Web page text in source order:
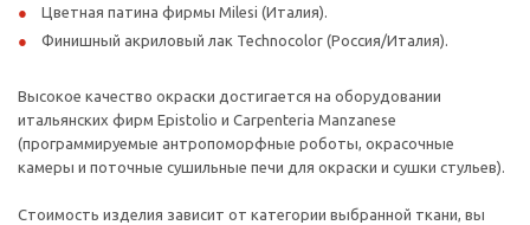
Цветная патина фирмы Milesi (Италия).
Финишный акриловый лак Technocolor (Россия/Италия).
Высокое качество окраски достигается на оборудовании
итальянских фирм Epistolio и Carpenteria Manzanese
(программируемые антропоморфные роботы, окрасочные
камеры и поточные сушильные печи для окраски и сушки стульев).
Стоимость изделия зависит от категории выбранной ткани, вы